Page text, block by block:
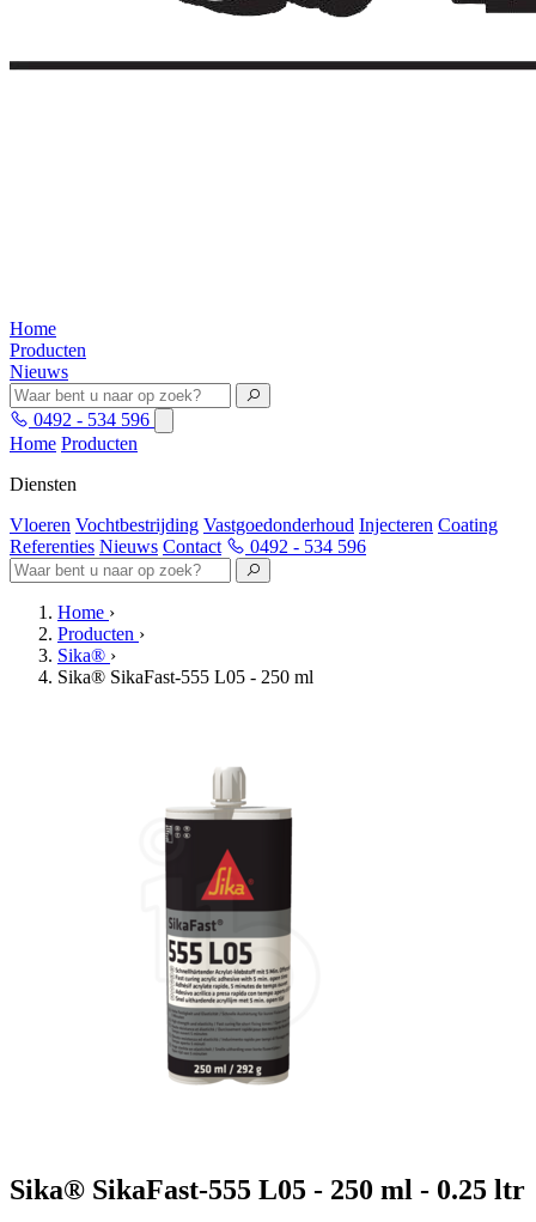
Home
Producten
Nieuws
0492 - 534 596
Home Producten
Diensten
Vloeren Vochtbestrijding Vastgoedonderhoud Injecteren Coating
Referenties Nieuws Contact 0492 - 534 596
Home ›
Producten ›
Sika® ›
Sika® SikaFast-555 L05 - 250 ml
Sika® SikaFast-555 L05 - 250 ml - 0.25 ltr